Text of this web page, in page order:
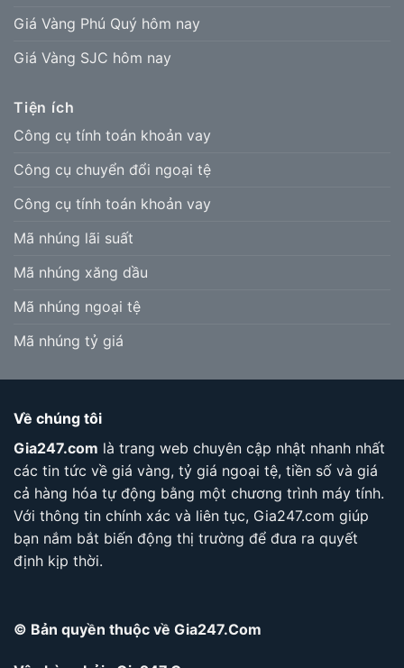
Giá Vàng Phú Quý hôm nay
Giá Vàng SJC hôm nay
Tiện ích
Công cụ tính toán khoản vay
Công cụ chuyển đổi ngoại tệ
Công cụ tính toán khoản vay
Mã nhúng lãi suất
Mã nhúng xăng dầu
Mã nhúng ngoại tệ
Mã nhúng tỷ giá
Về chúng tôi
Gia247.com là trang web chuyên cập nhật nhanh nhất
các tin tức về giá vàng, tỷ giá ngoại tệ, tiền số và giá
cả hàng hóa tự động bằng một chương trình máy tính.
Với thông tin chính xác và liên tục, Gia247.com giúp
bạn nắm bắt biến động thị trường để đưa ra quyết
định kịp thời.
© Bản quyền thuộc về Gia247.Com